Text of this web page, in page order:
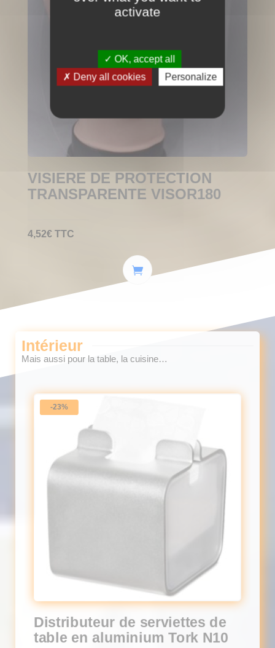
VISIERE DE PROTECTION
TRANSPARENTE VISOR180
4,52€ TTC
Intérieur
Mais aussi pour la table, la cuisine…
-23%
Distributeur de serviettes de
table en aluminium Tork N10
activate
OK, accept all
Deny all cookies
Personalize